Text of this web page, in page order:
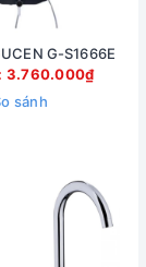
G-S1666E
3.760.000₫
sánh